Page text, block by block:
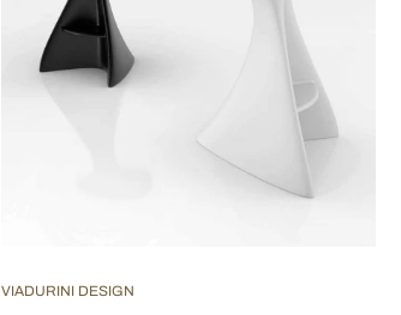
VIADURINI DESIGN